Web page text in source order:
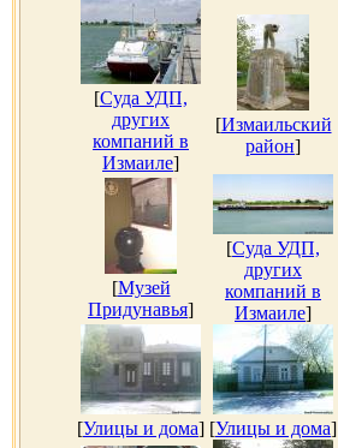
[Суда УДП,
других
компаний в
Измаиле]
[Измаильский
район]
[Музей
Придунавья]
[Суда УДП,
других
компаний в
Измаиле]
[Улицы и дома] [Улицы и дома]